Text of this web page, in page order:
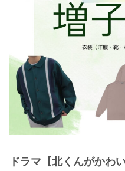
田辺桃子
滝沢カレン
トリンドル玲奈
・深田恭子
・芳根京子
・北川景子
橋本環奈
【よく検索されてる男
ドラマ【北くんがかわ